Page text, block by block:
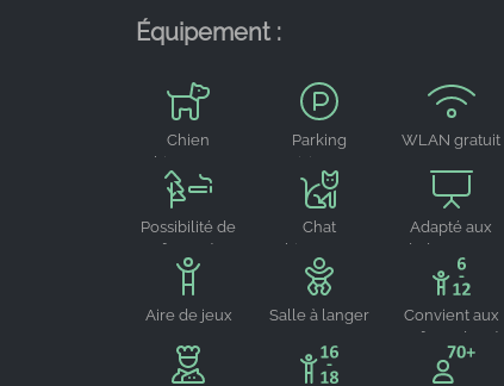
Équipement :
Chien
bienvenu
Parking
visiteurs
WLAN gratuit
Possibilité de
fumer à
l'extérieur
Chat
bienvenu
Adapté aux
événements
Aire de jeux Salle à langer
Convient aux
enfants de 6 à
12
Facebook Ireland Ltd.
Mesure de la publicité et marketing
3 mois - 1 an
STATISTIQUES
Les cookies statistiques collectent des
informations de manière anonyme. Ces
informations nous aident à comprendre comment